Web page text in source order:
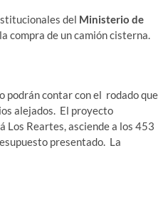
del Ministerio de
compra de un camión cisterna.
podrán contar con el rodado que
alejados. El proyecto
Los Reartes, asciende a los 453
presentado. La